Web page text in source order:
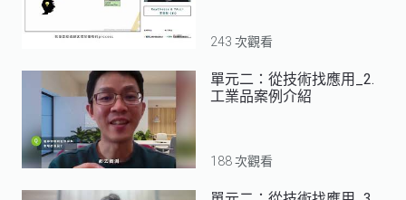
243 次觀看
單元二：從技術找應用_2.
工業品案例介紹
188 次觀看